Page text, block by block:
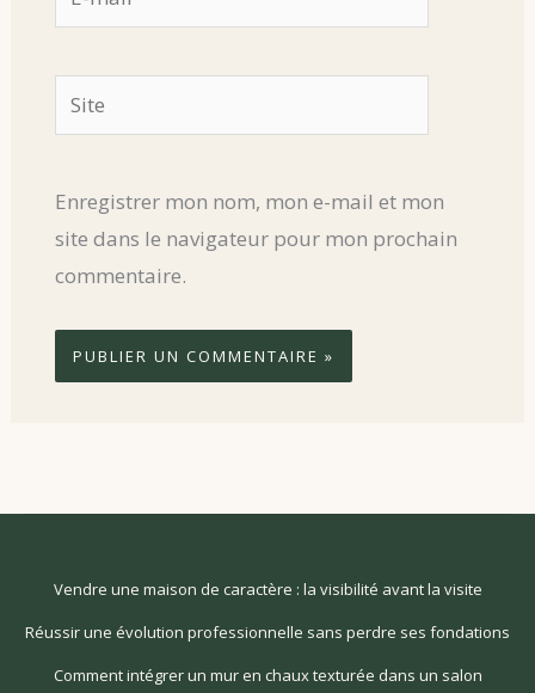
mail*
Site
Enregistrer mon nom, mon e-mail et mon
site dans le navigateur pour mon prochain
commentaire.
Vendre une maison de caractère : la visibilité avant la visite
Réussir une évolution professionnelle sans perdre ses fondations
Comment intégrer un mur en chaux texturée dans un salon